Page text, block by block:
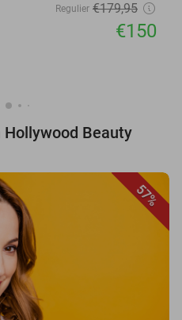
Regulier €179,95
€150
Hollywood Beauty
57%